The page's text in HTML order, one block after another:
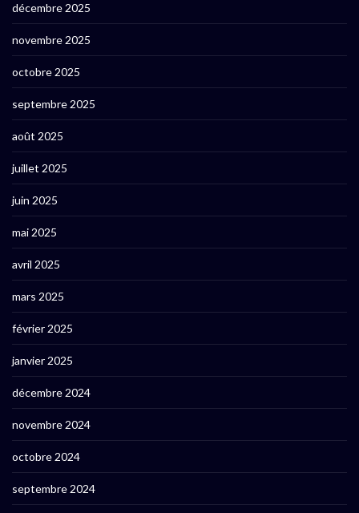
décembre 2025
novembre 2025
octobre 2025
septembre 2025
août 2025
juillet 2025
juin 2025
mai 2025
avril 2025
mars 2025
février 2025
janvier 2025
décembre 2024
novembre 2024
octobre 2024
septembre 2024